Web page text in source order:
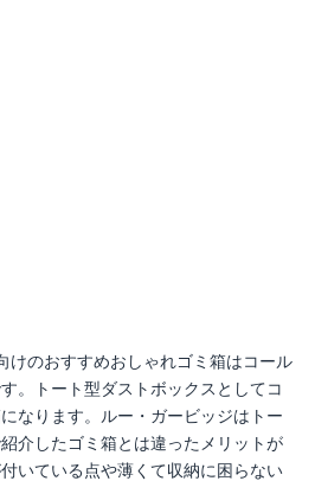
けのおすすめおしゃれゴミ箱はコール
。トート型ダストボックスとしてコ
なります。ルー・ガービッジはトー
介したゴミ箱とは違ったメリットが
いている点や薄くて収納に困らない